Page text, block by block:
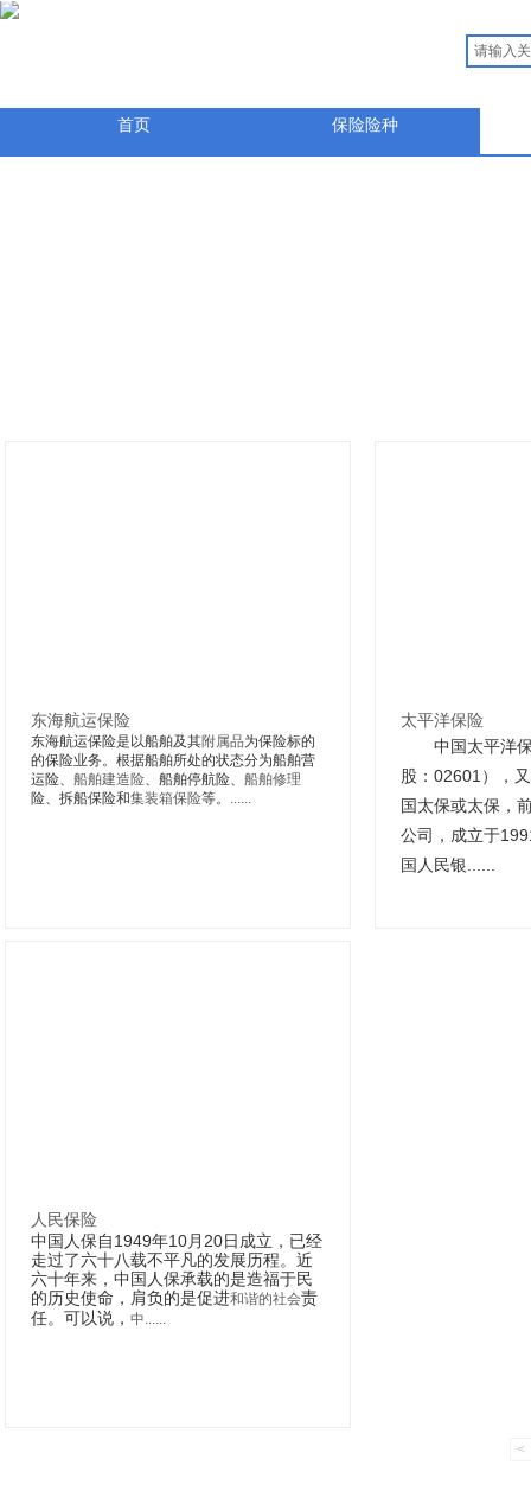
首页 保险险种
东海航运保险
东海航运保险是以船舶及其附属品为保险标的
的保险业务。根据船舶所处的状态分为船舶营
运险、 船舶建造险、船舶停航险、 船舶修理
险、拆船保险和集装箱保险等。 ......
太平洋保险
中国太平洋
股：02601），
国太保或太保，
公司，成立于
国人民银......
人民保险
中国人保自1949年10月20日成立，已经
走过了六十八载不平凡的发展历程。近
六十年来，中国人保承载的是造福于民
的历史使命，肩负的是促进和谐的社会责
任。可以说， 中......
<